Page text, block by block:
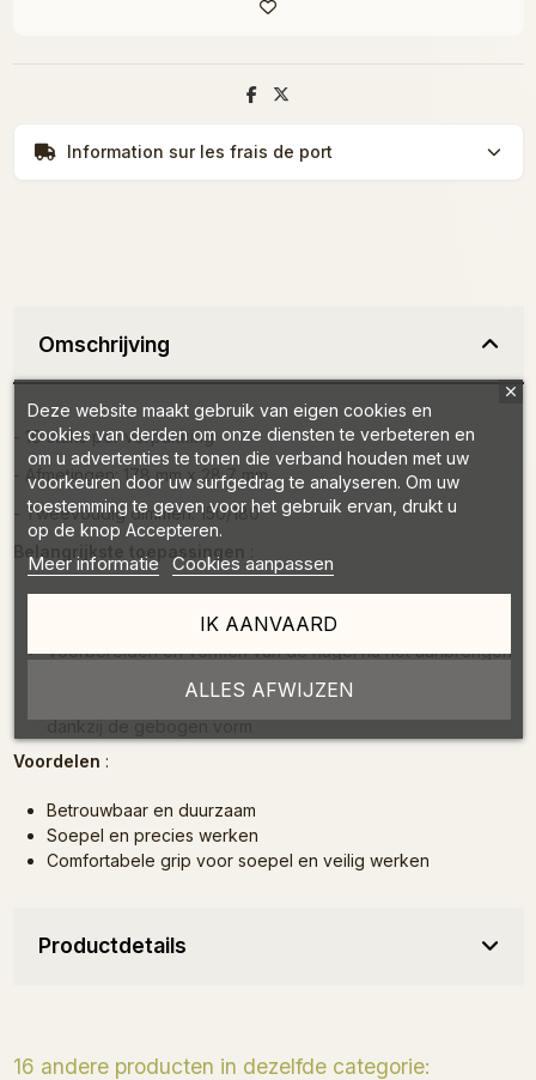
Information sur les frais de port
Omschrijving
- 10 stuks per verpakking
- Afmetingen: 178 mm x 28,7 mm
- Tweevoudig dimmen: 150/180
Werken aan lange of versterkte spijkers
Verwijderen of egaliseren van stijvere producten
Voorbereiden en vormen van de nagel na het aanbrengen
Precies werken dankzij de rechte rand, optimale hantering
dankzij de gebogen vorm
Voordelen :
Betrouwbaar en duurzaam
Soepel en precies werken
Comfortabele grip voor soepel en veilig werken
Productdetails
16 andere producten in dezelfde categorie:
Deze website maakt gebruik van eigen cookies en
cookies van derden om onze diensten te verbeteren en
om u advertenties te tonen die verband houden met uw
voorkeuren door uw surfgedrag te analyseren. Om uw
toestemming te geven voor het gebruik ervan, drukt u
op de knop Accepteren.
Meer informatie Cookies aanpassen
ALLES AFWIJZEN
IK AANVAARD